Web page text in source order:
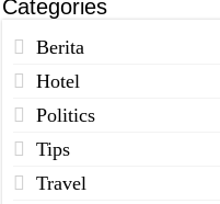
Categories
Berita
Hotel
Politics
Tips
Travel